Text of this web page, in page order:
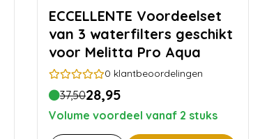
ECCELLENTE Voordeelset
van 3 waterfilters geschikt
voor Melitta Pro Aqua
0 klantbeoordelingen
37,5028,95
Volume voordeel vanaf 2 stuks